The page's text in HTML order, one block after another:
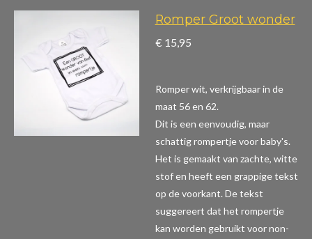
Romper Groot wonder
€ 15,95
Romper wit, verkrijgbaar in de
maat 56 en 62.
Dit is een eenvoudig, maar
schattig rompertje voor baby's.
Het is gemaakt van zachte, witte
stof en heeft een grappige tekst
op de voorkant. De tekst
suggereert dat het rompertje
kan worden gebruikt voor non-